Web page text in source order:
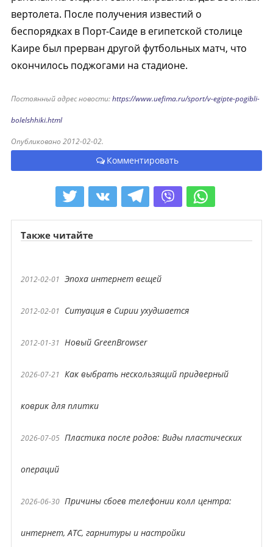
вертолета. После получения известий о
беспорядках в Порт-Саиде в египетской столице
Каире был прерван другой футбольных матч, что
окончилось поджогами на стадионе.
Постоянный адрес новости:https://www.uefima.ru/sport/v-egipte-pogibli-
bolelshhiki.html
Опубликовано 2012-02-02.
Комментировать
Также читайте
2012-02-01 Эпоха интернет вещей
2012-02-01 Ситуация в Сирии ухудшается
2012-01-31 Новый GreenBrowser
2026-07-21 Как выбрать нескользящий придверный
коврик для плитки
2026-07-05 Пластика после родов: Виды пластических
операций
2026-06-30 Причины сбоев телефонии колл центра:
интернет, АТС, гарнитуры и настройки